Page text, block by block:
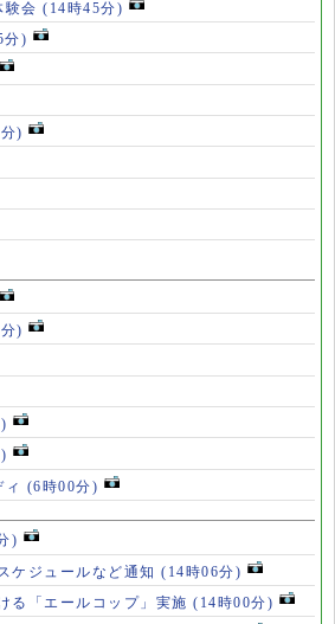
験会 (14時45分)
分)
)
)
ィ (6時00分)
)
ケジュールなど通知 (14時06分)
る「エールコップ」実施 (14時00分)